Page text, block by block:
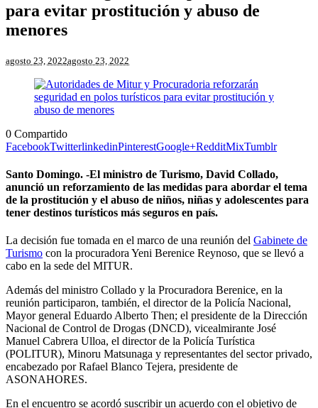
para evitar prostitución y abuso de
menores
agosto 23, 2022agosto 23, 2022
0 Compartido
FacebookTwitterlinkedinPinterestGoogle+RedditMixTumblr
Santo Domingo. -El ministro de Turismo, David Collado,
anunció un reforzamiento de las medidas para abordar el tema
de la prostitución y el abuso de niños, niñas y adolescentes para
tener destinos turísticos más seguros en país.
La decisión fue tomada en el marco de una reunión del Gabinete de
Turismo con la procuradora Yeni Berenice Reynoso, que se llevó a
cabo en la sede del MITUR.
Además del ministro Collado y la Procuradora Berenice, en la
reunión participaron, también, el director de la Policía Nacional,
Mayor general Eduardo Alberto Then; el presidente de la Dirección
Nacional de Control de Drogas (DNCD), vicealmirante José
Manuel Cabrera Ulloa, el director de la Policía Turística
(POLITUR), Minoru Matsunaga y representantes del sector privado,
encabezado por Rafael Blanco Tejera, presidente de
ASONAHORES.
En el encuentro se acordó suscribir un acuerdo con el objetivo de